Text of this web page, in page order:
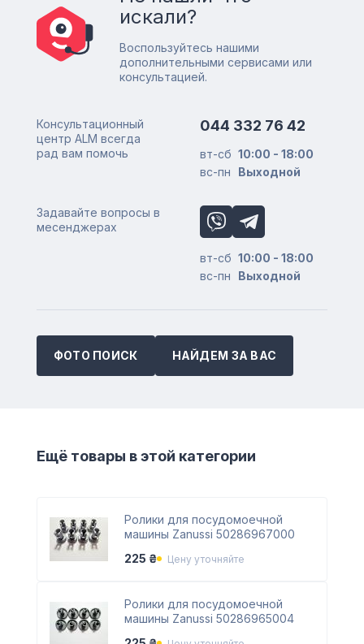
искали?
Воспользуйтесь нашими
дополнительными сервисами или
консультацией.
Консультационный
центр ALM всегда
рад вам помочь
044 332 76 42
вт-сб 10:00 - 18:00
вс-пн
Выходной
Задавайте вопросы в
месенджерах
вт-сб 10:00 - 18:00
вс-пн
Выходной
ФОТО ПОИСК НАЙДЕМ ЗА ВАС
Ещё товары в этой категории
Ролики для посудомоечной
машины Zanussi 50286967000
225 ₴
Цену уточняйте
Ролики для посудомоечной
машины Zanussi 50286965004